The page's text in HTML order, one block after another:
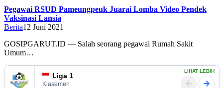
Pegawai RSUD Pameungpeuk Juarai Lomba Video Pendek
Vaksinasi Lansia
Berita12 Juni 2021
GOSIPGARUT.ID — Salah seorang pegawai Rumah Sakit
Umum…
Liga 1
Klasemen
LIHAT LEBIH